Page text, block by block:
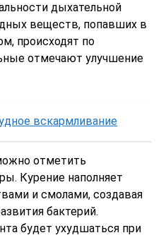
дыхательной
веществ, попавших в
происходят по
отмечают улучшение
вскармливание
отметить
Курение наполняет
и смолами, создавая
бактерий.
будет ухудшаться при